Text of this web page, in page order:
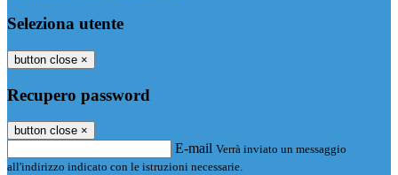
Seleziona utente
button close ×
Recupero password
button close ×
E-mail Verrà inviato un messaggio
all'indirizzo indicato con le istruzioni necessarie.